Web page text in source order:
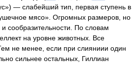
— слабейший тип, первая ступень в
мясо». Огромных размеров, но
и сообразительности. По словам
на уровне животных. Все
не менее, если при слияниии один
сильнее остальных, Гиллиан